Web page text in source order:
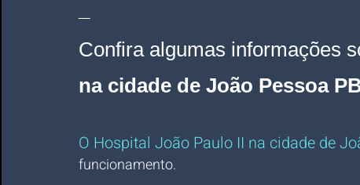
Confira algumas informações
na cidade de João Pessoa
O Hospital João Paulo II na cidade de
funcionamento.